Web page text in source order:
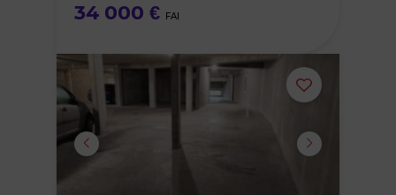
34 000 € FAI
Ajouter
ou